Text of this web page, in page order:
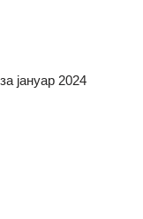
јануар 2024